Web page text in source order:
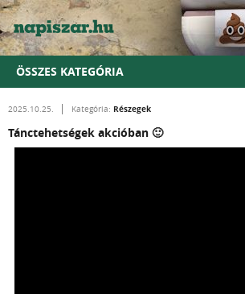
ÖSSZES KATEGÓRIA
2025.10.25. Kategória: Részegek
Tánctehetségek akcióban 🙂